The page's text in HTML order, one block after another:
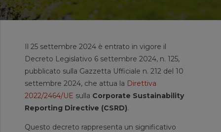
Il 25 settembre 2024 è entrato in vigore il
Decreto Legislativo 6 settembre 2024, n. 125,
pubblicato sulla Gazzetta Ufficiale n. 212 del 10
settembre 2024, che attua la Direttiva
2022/2464/UE sulla Corporate Sustainability
Reporting Directive (CSRD).
Questo decreto rappresenta un significativo